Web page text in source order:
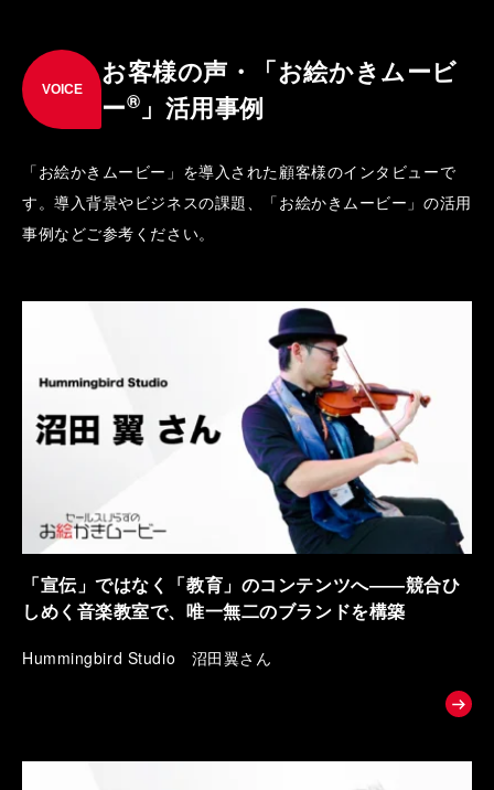
VOICE
お客様の声・「お絵かきムービ
ー® 」活用事例
「お絵かきムービー」を導入された顧客様のインタビューで
す。導入背景やビジネスの課題、「お絵かきムービー」の活用
事例などご参考ください。
「宣伝」ではなく「教育」のコンテンツへ――競合ひ
しめく音楽教室で、唯一無二のブランドを構築
Hummingbird Studio 沼田翼さん